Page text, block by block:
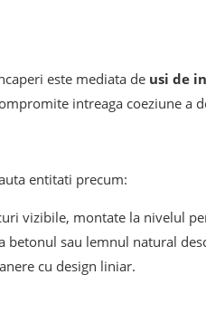
este mediata de usi de
intreaga coeziune a
entitati precum:
vizibile, montate la nivelul
betonul sau lemnul natural
cu design liniar.